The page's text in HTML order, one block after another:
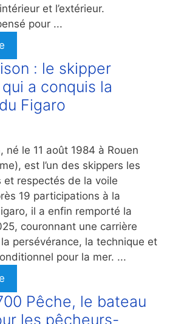
et l’extérieur.
pour ...
: le skipper
a conquis la
Figaro
né le 11 août 1984 à Rouen
est l’un des skippers les
et respectés de la voile
19 participations à la
il a enfin remporté la
couronnant une carrière
persévérance, la technique et
pour la mer. ...
Pêche, le bateau
les pêcheurs-